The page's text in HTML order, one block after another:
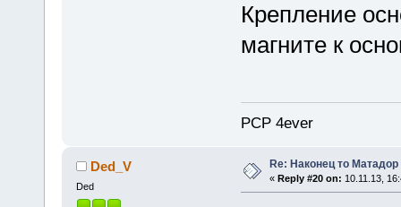
Крепление
магните к
PCP 4ever
Ded_V
Ded
Re: Наконец то
« Reply #20 on: 10.11.13,